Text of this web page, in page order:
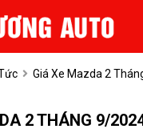
Giá Xe Mazda 2
2 THÁNG 9/